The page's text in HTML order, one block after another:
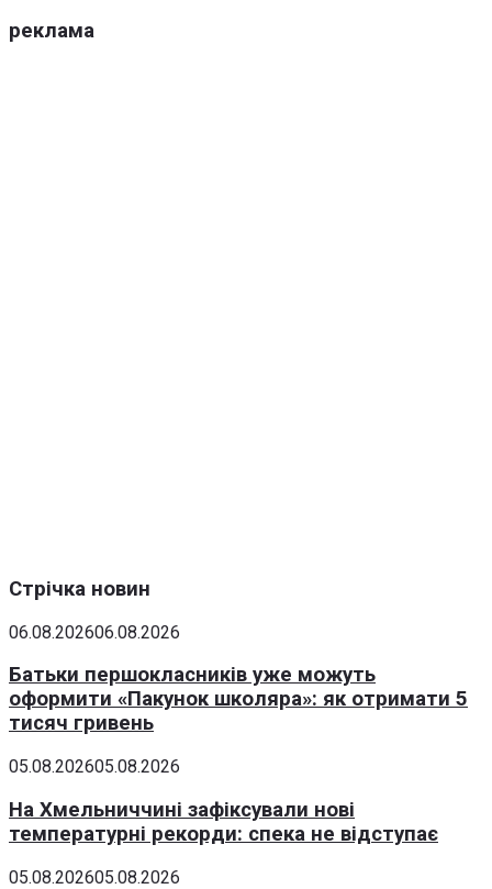
реклама
Стрічка новин
06.08.202606.08.2026
Батьки першокласників уже можуть
оформити «Пакунок школяра»: як отримати 5
тисяч гривень
05.08.202605.08.2026
На Хмельниччині зафіксували нові
температурні рекорди: спека не відступає
05.08.202605.08.2026